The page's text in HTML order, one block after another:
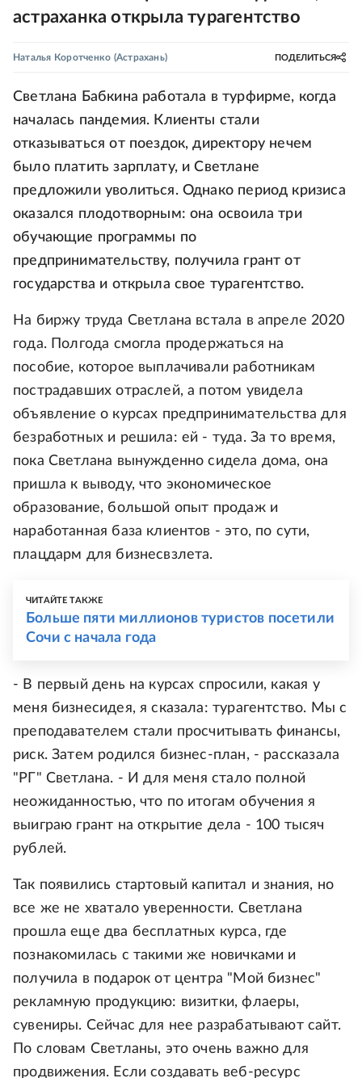
астраханка открыла турагентство
Наталья Коротченко (Астрахань) ПОДЕЛИТЬСЯ
Светлана Бабкина работала в турфирме, когда
началась пандемия. Клиенты стали
отказываться от поездок, директору нечем
было платить зарплату, и Светлане
предложили уволиться. Однако период кризиса
оказался плодотворным: она освоила три
обучающие программы по
предпринимательству, получила грант от
государства и открыла свое турагентство.
На биржу труда Светлана встала в апреле 2020
года. Полгода смогла продержаться на
пособие, которое выплачивали работникам
пострадавших отраслей, а потом увидела
объявление о курсах предпринимательства для
безработных и решила: ей - туда. За то время,
пока Светлана вынужденно сидела дома, она
пришла к выводу, что экономическое
образование, большой опыт продаж и
наработанная база клиентов - это, по сути,
плацдарм для бизнесвзлета.
ЧИТАЙТЕ ТАКЖЕ
Больше пяти миллионов туристов посетили
Сочи с начала года
- В первый день на курсах спросили, какая у
меня бизнесидея, я сказала: турагентство. Мы с
преподавателем стали просчитывать финансы,
риск. Затем родился бизнес-план, - рассказала
"РГ" Светлана. - И для меня стало полной
неожиданностью, что по итогам обучения я
выиграю грант на открытие дела - 100 тысяч
рублей.
Так появились стартовый капитал и знания, но
все же не хватало уверенности. Светлана
прошла еще два бесплатных курса, где
познакомилась с такими же новичками и
получила в подарок от центра "Мой бизнес"
рекламную продукцию: визитки, флаеры,
сувениры. Сейчас для нее разрабатывают сайт.
По словам Светланы, это очень важно для
продвижения. Если создавать веб-ресурс